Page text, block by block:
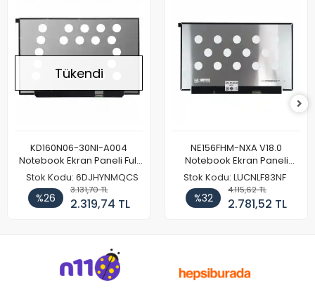
Tükendi
KD160N06-30NI-A004
Notebook Ekran Paneli Full
HD
Stok Kodu: 6DJHYNMQCS
%26
3.131,70 TL
2.319,74 TL
NE156FHM-NXA V18.0
Notebook Ekran Paneli
144Hz
Stok Kodu: LUCNLF83NF
%32
4.115,62 TL
2.781,52 TL